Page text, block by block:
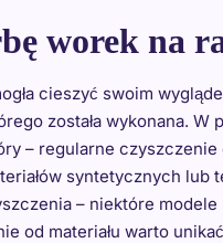
worek na
cieszyć swoim
została wykonana.
– regularne
syntetycznych
– niektóre
od materiału warto